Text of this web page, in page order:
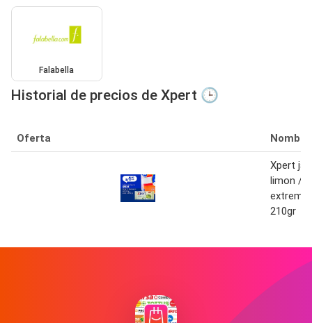
Falabella
Historial de precios de Xpert 🕒
Oferta Nombre
Xpert
limon /
extrema
210gr